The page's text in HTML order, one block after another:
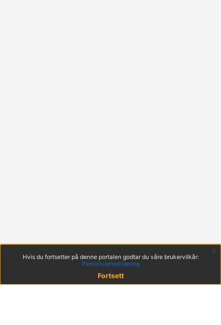
Hvis du fortsetter på denne portalen godtar du våre brukervilkår:
Personvernerklæring
Fortsett
x